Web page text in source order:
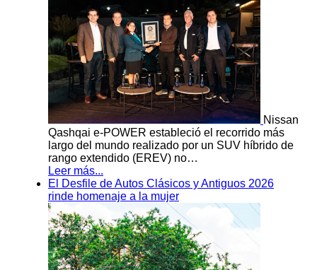
Nissan
Qashqai e-POWER estableció el recorrido más
largo del mundo realizado por un SUV híbrido de
rango extendido (EREV) no…
Leer más...
El Desfile de Autos Clásicos y Antiguos 2026
rinde homenaje a la mujer